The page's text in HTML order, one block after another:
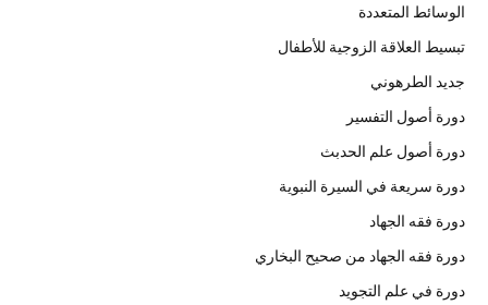
الوسائط المتعددة
تبسيط العلاقة الزوجية للأطفال
جديد الطرهوني
دورة أصول التفسير
دورة أصول علم الحدبث
دورة سريعة في السيرة النبوية
دورة فقه الجهاد
دورة فقه الجهاد من صحيح البخاري
دورة في علم التجويد